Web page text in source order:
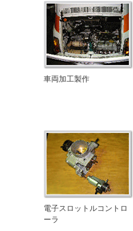
車両加工製作
電子スロットルコントロ
ーラ